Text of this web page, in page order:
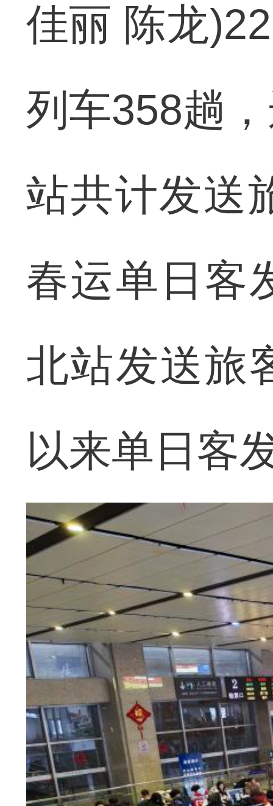
佳丽 陈龙
列车358趟
站共计发送
春运单日客
北站发送旅
以来单日客